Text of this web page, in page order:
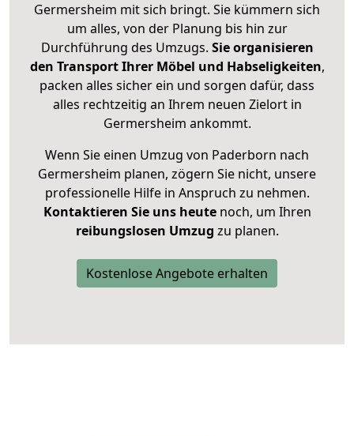
Germersheim mit sich bringt. Sie kümmern sich
um alles, von der Planung bis hin zur
Durchführung des Umzugs. Sie organisieren
den Transport Ihrer Möbel und Habseligkeiten,
packen alles sicher ein und sorgen dafür, dass
alles rechtzeitig an Ihrem neuen Zielort in
Germersheim ankommt.
Wenn Sie einen Umzug von Paderborn nach
Germersheim planen, zögern Sie nicht, unsere
professionelle Hilfe in Anspruch zu nehmen.
Kontaktieren Sie uns heutenoch, um Ihren
reibungslosen Umzug zu planen.
Kostenlose Angebote erhalten